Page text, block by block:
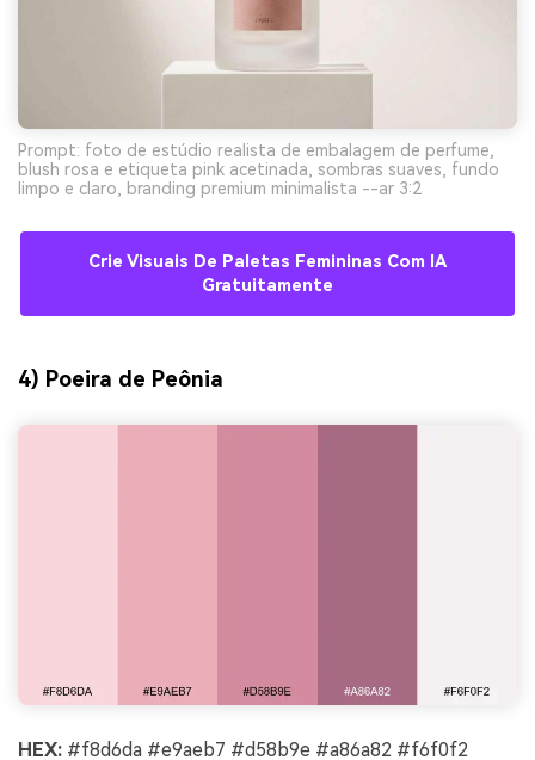
Prompt: foto de estúdio realista de embalagem de perfume,
blush rosa e etiqueta pink acetinada, sombras suaves, fundo
limpo e claro, branding premium minimalista --ar 3:2
Crie Visuais De Paletas Femininas Com IA
Gratuitamente
4) Poeira de Peônia
HEX: #f8d6da #e9aeb7 #d58b9e #a86a82 #f6f0f2